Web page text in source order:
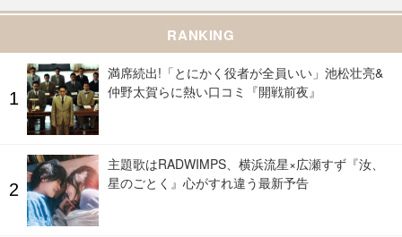
RANKING
満席続出!「とにかく役者が全員いい」池松壮亮&
仲野太賀らに熱い口コミ『開戦前夜』
主題歌はRADWIMPS、横浜流星×広瀬すず『汝、
星のごとく』心がすれ違う最新予告